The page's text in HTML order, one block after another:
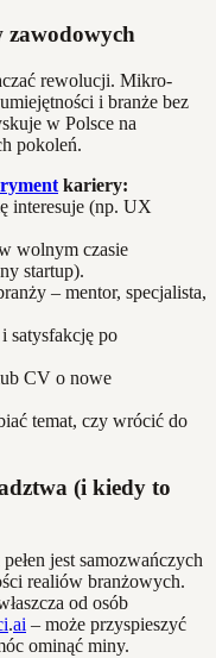
zawodowych
rewolucji. Mikro-
i branże bez
w Polsce na
pokoleń.
kariery:
interesuje (np. UX
wolnym czasie
startup).
– mentor, specjalista,
i satysfakcję po
CV o nowe
temat, czy wrócić do
(i kiedy to
jest samozwańczych
realiów branżowych.
od osób
.ai – może przyspieszyć
ominąć miny.